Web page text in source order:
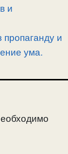
и
пропаганду и
ума.